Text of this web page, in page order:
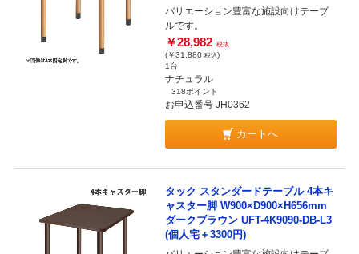
バリエーション豊富な施設向けテーブ
ルです。
￥28,982 税抜
(￥31,880 税込)
1台
ナチュラル
318ポイント
お申込番号 JH0362
カートへ
タック スタンダードテーブル 4本キ
ャスター脚 W900×D900×H656mm
ダークブラウン UFT-4K9090-DB-L3
(個人宅＋3300円)